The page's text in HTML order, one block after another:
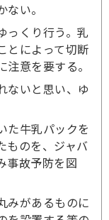
い。
っくり行う。乳
とによって切断
意を要する。
ないと思い、ゆ
た牛乳パックを
ものを、ジャバ
事故予防を図
みがあるものに